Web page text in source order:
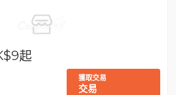
起
獲取交易
交易